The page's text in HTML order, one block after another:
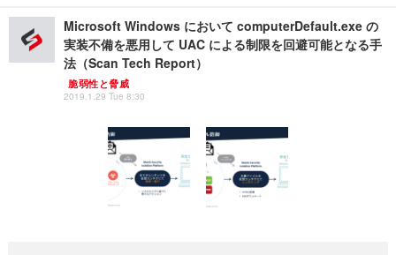
Microsoft Windows において computerDefault.exe の
実装不備を悪用して UAC による制限を回避可能となる手
法（Scan Tech Report）
脆弱性と脅威
2019.1.29 Tue 8:30